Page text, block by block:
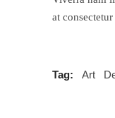
at
Tag: Art